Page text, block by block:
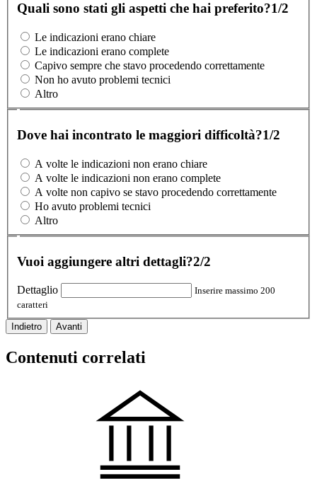
Quali sono stati gli aspetti che hai preferito?1/2
Le indicazioni erano chiare
Le indicazioni erano complete
Capivo sempre che stavo procedendo correttamente
Non ho avuto problemi tecnici
Altro
Dove hai incontrato le maggiori difficoltà?1/2
A volte le indicazioni non erano chiare
A volte le indicazioni non erano complete
A volte non capivo se stavo procedendo correttamente
Ho avuto problemi tecnici
Altro
Vuoi aggiungere altri dettagli?2/2
Dettaglio
Inserire massimo 200
caratteri
Indietro Avanti
Contenuti correlati